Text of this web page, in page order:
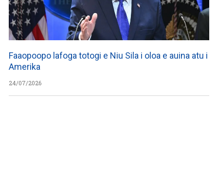
Faaopoopo lafoga totogi e Niu Sila i oloa e auina atu i
Amerika
24/07/2026